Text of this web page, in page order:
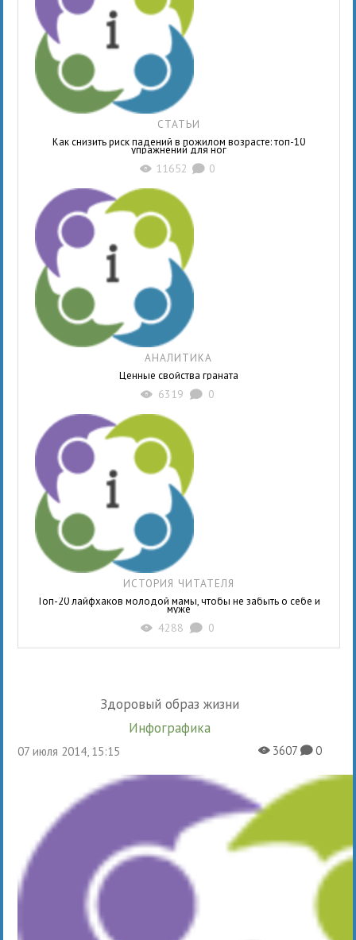
СТАТЬИ
Как снизить риск падений в пожилом возрасте: топ-10
упражнений для ног
X 11652 K 0
АНАЛИТИКА
Ценные свойства граната
X 6319 K 0
ИСТОРИЯ ЧИТАТЕЛЯ
Топ-20 лайфхаков молодой мамы, чтобы не забыть о себе и
муже
X 4288 K 0
Здоровый образ жизни
Инфографика
07 июля 2014, 15:15 X3607K0